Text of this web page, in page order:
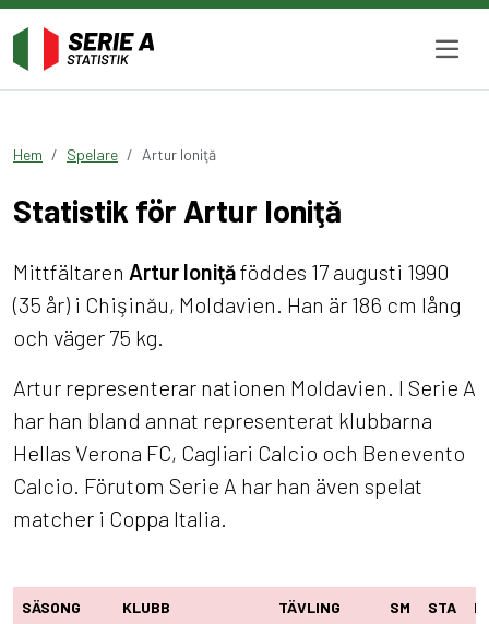
Hem Spelare Artur Ioniţă
Statistik för Artur Ioniţă
Mittfältaren Artur Ioniţăföddes 17 augusti 1990
(35 år) i Chişinău, Moldavien. Han är 186 cm lång
och väger 75 kg.
Artur representerar nationen Moldavien. I Serie A
har han bland annat representerat klubbarna
Hellas Verona FC, Cagliari Calcio och Benevento
Calcio. Förutom Serie A har han även spelat
matcher i Coppa Italia.
SÄSONG KLUBB TÄVLING SM STA IN